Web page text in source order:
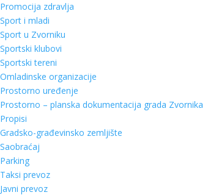
Promocija zdravlja
Sport i mladi
Sport u Zvorniku
Sportski klubovi
Sportski tereni
Omladinske organizacije
Prostorno uređenje
Prostorno – planska dokumentacija grada Zvornika
Propisi
Gradsko-građevinsko zemljište
Saobraćaj
Parking
Taksi prevoz
Javni prevoz